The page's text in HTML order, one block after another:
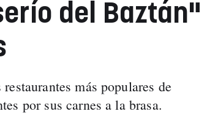
del Baztán"
más populares de
por sus carnes a la brasa.